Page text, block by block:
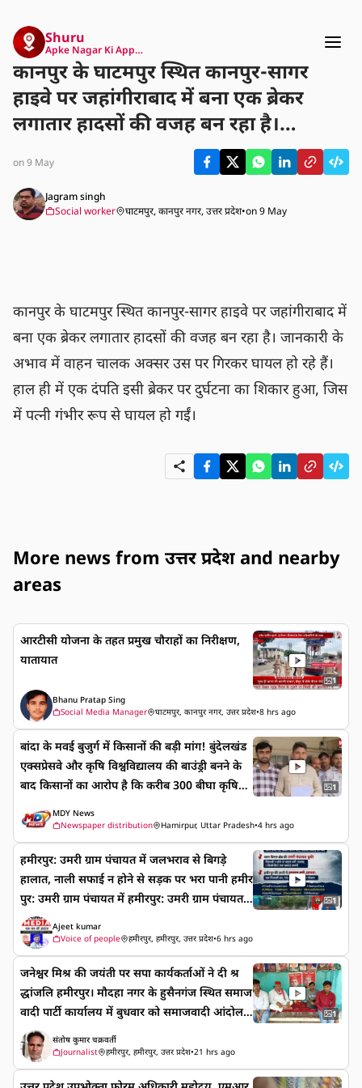
Shuru
Apke Nagar Ki App…
कानपुर के घाटमपुर स्थित कानपुर-सागर
हाइवे पर जहांगीराबाद में बना एक ब्रेकर
लगातार हादसों की वजह बन रहा है।
जानकारी के अभाव में वाहन चालक अक्सर
उस पर गिरकर घायल हो रहे हैं। हाल ही में
एक दंपति इसी ब्रेकर पर दुर्घटना का शिकार
हुआ, जिसमें पत्नी गंभीर रूप से घायल हो
on 9 May
Jagram singh
Social worker
घाटमपुर, कानपुर नगर, उत्तर प्रदेश•on 9 May
कानपुर के घाटमपुर स्थित कानपुर-सागर हाइवे पर जहांगीराबाद में
बना एक ब्रेकर लगातार हादसों की वजह बन रहा है। जानकारी के
अभाव में वाहन चालक अक्सर उस पर गिरकर घायल हो रहे हैं।
हाल ही में एक दंपति इसी ब्रेकर पर दुर्घटना का शिकार हुआ, जिस
में पत्नी गंभीर रूप से घायल हो गईं।
More news from उत्तर प्रदेश and nearby
areas
आरटीसी योजना के तहत प्रमुख चौराहों का निरीक्षण,
यातायात
1
Bhanu Pratap Sing
Social Media Manager
घाटमपुर, कानपुर नगर, उत्तर प्रदेश•8 hrs ago
बांदा के मवई बुजुर्ग में किसानों की बड़ी मांग! बुंदेलखंड
एक्सप्रेसवे और कृषि विश्वविद्यालय की बाउंड्री बनने के
बाद किसानों का आरोप है कि करीब 300 बीघा कृषि
सिंचाई और खेतों तक आवागमन प्रभावित हो रहा है।
1
MDY News
Newspaper distribution
Hamirpur, Uttar Pradesh•4 hrs ago
हमीरपुर: उमरी ग्राम पंचायत में जलभराव से बिगड़े
हालात, नाली सफाई न होने से सड़क पर भरा पानी हमीर
पुर: उमरी ग्राम पंचायत में हमीरपुर: उमरी ग्राम पंचायत
में जलभराव से बिगड़े हालात, नाली सफाई न होने से स
ड़क पर भरा पानी भारी बारिश के बाद उमरी में गंदगी का
नाली जाम, रोड किनारे पनपीं गोंद, तत्काल सफाई की
मांग थाना बिमार क्षेत्र की उमरी पंचायत डूबी! निकासी न
होने से सड़क बनी तालाब, 1 किलोमीटर तक सफाई ज
रूरी हमीरपुर की उमरी में बरसात बनी आफत: जल
निकासी ठप, गोंद-कीचड़ से राहगीर परेशान #GramPa
nchayatUmari #ThanaBimar #HamirpurN
ews #UPNews #JalBharav #NaliSafai #Bar
1
Ajeet kumar
Voice of people
हमीरपुर, हमीरपुर, उत्तर प्रदेश•6 hrs ago
जनेश्वर मिश्र की जयंती पर सपा कार्यकर्ताओं ने दी श्र
द्धांजलि हमीरपुर। मौदहा नगर के हुसैनगंज स्थित समाज
वादी पार्टी कार्यालय में बुधवार को समाजवादी आंदोलन
के प्रखर नेता एवं पूर्व केंद्रीय मंत्री जनेश्वर मिश्र की 93वीं
जयंती श्रद्धा और उत्साह के साथ मनाई गई। कार्यक्रम
का नेतृत्व सपा के पूर्व जिला उपाध्यक्ष जावेद मेजर ने
1
संतोष कुमार चक्रवर्ती
Journalist
हमीरपुर, हमीरपुर, उत्तर प्रदेश•21 hrs ago